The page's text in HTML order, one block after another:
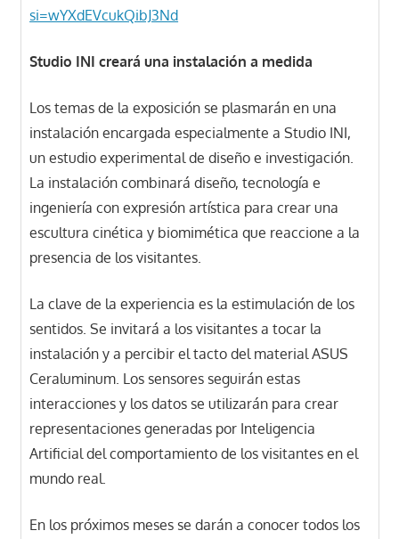
si=wYXdEVcukQibJ3Nd
Studio INI creará una instalación a medida
Los temas de la exposición se plasmarán en una
instalación encargada especialmente a Studio INI,
un estudio experimental de diseño e investigación.
La instalación combinará diseño, tecnología e
ingeniería con expresión artística para crear una
escultura cinética y biomimética que reaccione a la
presencia de los visitantes.
La clave de la experiencia es la estimulación de los
sentidos. Se invitará a los visitantes a tocar la
instalación y a percibir el tacto del material ASUS
Ceraluminum. Los sensores seguirán estas
interacciones y los datos se utilizarán para crear
representaciones generadas por Inteligencia
Artificial del comportamiento de los visitantes en el
mundo real.
En los próximos meses se darán a conocer todos los